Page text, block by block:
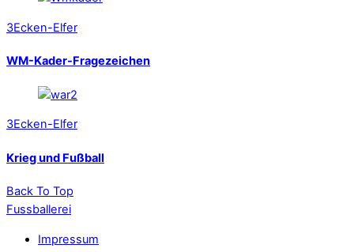
3Ecken-Elfer
WM-Kader-Fragezeichen
3Ecken-Elfer
Krieg und Fußball
Back To Top
Fussballerei
Impressum